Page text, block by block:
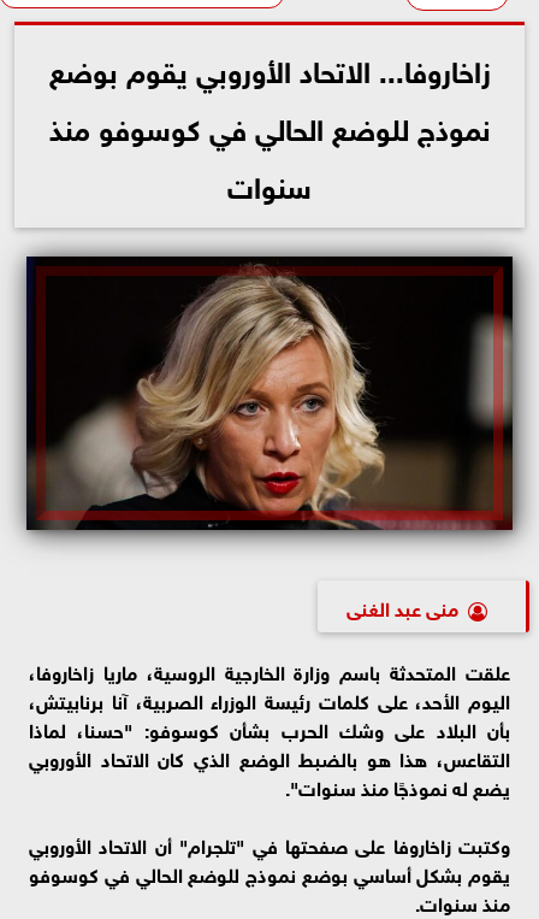
زاخاروفا... الاتحاد الأوروبي يقوم بوضع
نموذج للوضع الحالي في كوسوفو منذ
سنوات
منى عبد الغنى
علقت المتحدثة باسم وزارة الخارجية الروسية، ماريا زاخاروفا،
اليوم الأحد، على كلمات رئيسة الوزراء الصربية، آنا برنابيتش،
بأن البلاد على وشك الحرب بشأن كوسوفو: "حسنا، لماذا
التقاعس، هذا هو بالضبط الوضع الذي كان الاتحاد الأوروبي
يضع له نموذجًا منذ سنوات".
وكتبت زاخاروفا على صفحتها في "تلجرام" أن الاتحاد الأوروبي
يقوم بشكل أساسي بوضع نموذج للوضع الحالي في كوسوفو
منذ سنوات.